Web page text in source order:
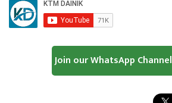
Join our WhatsApp Channel